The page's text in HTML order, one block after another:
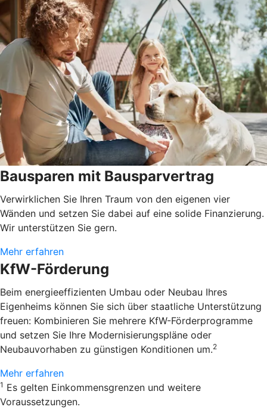
Bausparen mit Bausparvertrag
Verwirklichen Sie Ihren Traum von den eigenen vier
Wänden und setzen Sie dabei auf eine solide Finanzierung.
Wir unterstützen Sie gern.
Mehr erfahren
KfW-Förderung
Beim energieeffizienten Umbau oder Neubau Ihres
Eigenheims können Sie sich über staatliche Unterstützung
freuen: Kombinieren Sie mehrere KfW-Förderprogramme
und setzen Sie Ihre Modernisierungspläne oder
Neubauvorhaben zu günstigen Konditionen um.2
Mehr erfahren
1 Es gelten Einkommensgrenzen und weitere
Voraussetzungen.